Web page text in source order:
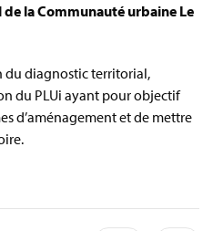
la Communauté urbaine Le
du diagnostic territorial,
du PLUi ayant pour objectif
d’aménagement et de mettre